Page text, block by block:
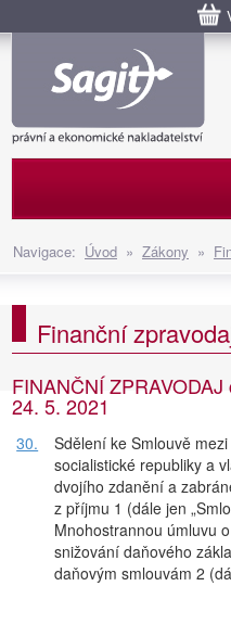
Navigace: Úvod » Zákony »
Finanční
FINANČNÍ
24. 5. 2021
30.
Sdělení ke Smlouvě
socialistické republiky a
dvojího zdanění a
z příjmu 1 (dále jen
Mnohostrannou úmluvu
snižování daňového
daňovým smlouvám 2